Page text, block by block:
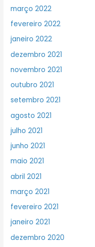
março 2022
fevereiro 2022
janeiro 2022
dezembro 2021
novembro 2021
outubro 2021
setembro 2021
agosto 2021
julho 2021
junho 2021
maio 2021
abril 2021
março 2021
fevereiro 2021
janeiro 2021
dezembro 2020